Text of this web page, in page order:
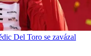
Del Toro se zavázal